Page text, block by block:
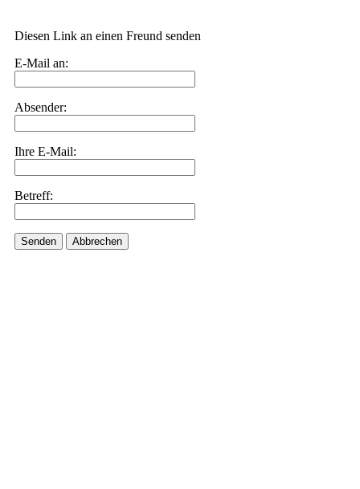
Diesen Link an einen Freund senden
E-Mail an:
Absender:
Ihre E-Mail:
Betreff:
Senden Abbrechen